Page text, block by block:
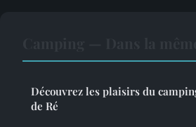
Découvrez les plaisirs du
de Ré